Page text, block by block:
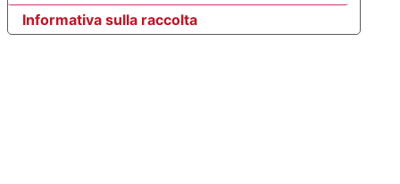
Informativa sulla raccolta